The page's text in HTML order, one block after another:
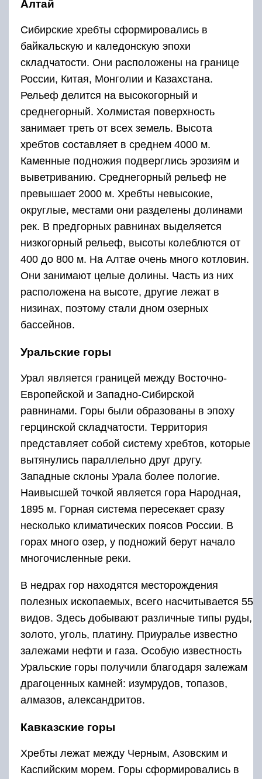
Алтай
Сибирские хребты сформировались в
байкальскую и каледонскую эпохи
складчатости. Они расположены на границе
России, Китая, Монголии и Казахстана.
Рельеф делится на высокогорный и
среднегорный. Холмистая поверхность
занимает треть от всех земель. Высота
хребтов составляет в среднем 4000 м.
Каменные подножия подверглись эрозиям и
выветриванию. Среднегорный рельеф не
превышает 2000 м. Хребты невысокие,
округлые, местами они разделены долинами
рек. В предгорных равнинах выделяется
низкогорный рельеф, высоты колеблются от
400 до 800 м. На Алтае очень много котловин.
Они занимают целые долины. Часть из них
расположена на высоте, другие лежат в
низинах, поэтому стали дном озерных
бассейнов.
Уральские горы
Урал является границей между Восточно-
Европейской и Западно-Сибирской
равнинами. Горы были образованы в эпоху
герцинской складчатости. Территория
представляет собой систему хребтов, которые
вытянулись параллельно друг другу.
Западные склоны Урала более пологие.
Наивысшей точкой является гора Народная,
1895 м. Горная система пересекает сразу
несколько климатических поясов России. В
горах много озер, у подножий берут начало
многочисленные реки.
В недрах гор находятся месторождения
полезных ископаемых, всего насчитывается 55
видов. Здесь добывают различные типы руды,
золото, уголь, платину. Приуралье известно
залежами нефти и газа. Особую известность
Уральские горы получили благодаря залежам
драгоценных камней: изумрудов, топазов,
алмазов, александритов.
Кавказские горы
Хребты лежат между Черным, Азовским и
Каспийским морем. Горы сформировались в